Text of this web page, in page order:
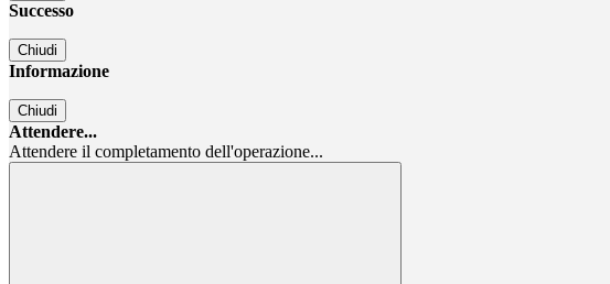
Successo
Chiudi
Informazione
Chiudi
Attendere...
Attendere il completamento dell'operazione...